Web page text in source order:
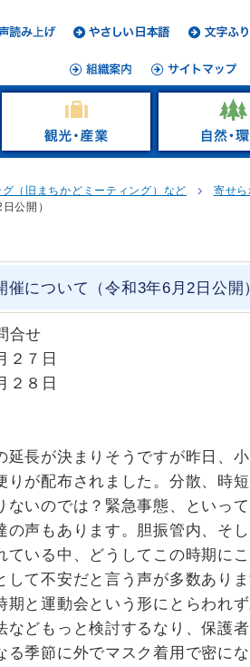
（旧まちかどミーティング）など
寄せら
公開）
について（令和3年6月2日公開
合せ
２７日
２８日
延長が決まりそうですが昨日、
りが配布されました。分散、時
ないのでは？緊急事態、といっ
の声もあります。胆振管内、そ
ている中、どうしてこの時期に
して不安だと言う声が多数あり
期と運動会という形にとらわれ
などもっと検討するなり、保護
る季節に外でマスク着用で密に